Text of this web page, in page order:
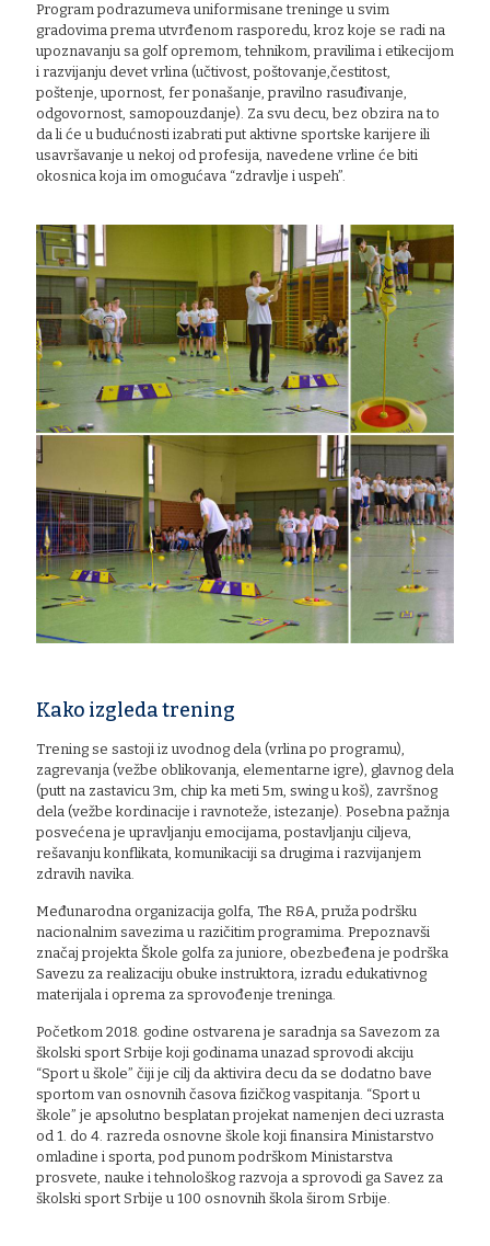
Program podrazumeva uniformisane treninge u svim
gradovima prema utvrđenom rasporedu, kroz koje se radi na
upoznavanju sa golf opremom, tehnikom, pravilima i etikecijom
i razvijanju devet vrlina (učtivost, poštovanje,čestitost,
poštenje, upornost, fer ponašanje, pravilno rasuđivanje,
odgovornost, samopouzdanje). Za svu decu, bez obzira na to
da li će u budućnosti izabrati put aktivne sportske karijere ili
usavršavanje u nekoj od profesija, navedene vrline će biti
okosnica koja im omogućava “zdravlje i uspeh”.
Kako izgleda trening
Trening se sastoji iz uvodnog dela (vrlina po programu),
zagrevanja (vežbe oblikovanja, elementarne igre), glavnog dela
(putt na zastavicu 3m, chip ka meti 5m, swing u koš), završnog
dela (vežbe kordinacije i ravnoteže, istezanje). Posebna pažnja
posvećena je upravljanju emocijama, postavljanju ciljeva,
rešavanju konflikata, komunikaciji sa drugima i razvijanjem
zdravih navika.
Međunarodna organizacija golfa, The R&A, pruža podršku
nacionalnim savezima u razičitim programima. Prepoznavši
značaj projekta Škole golfa za juniore, obezbeđena je podrška
Savezu za realizaciju obuke instruktora, izradu edukativnog
materijala i oprema za sprovođenje treninga.
Početkom 2018. godine ostvarena je saradnja sa Savezom za
školski sport Srbije koji godinama unazad sprovodi akciju
“Sport u škole” čiji je cilj da aktivira decu da se dodatno bave
sportom van osnovnih časova fizičkog vaspitanja. “Sport u
škole” je apsolutno besplatan projekat namenjen deci uzrasta
od 1. do 4. razreda osnovne škole koji finansira Ministarstvo
omladine i sporta, pod punom podrškom Ministarstva
prosvete, nauke i tehnološkog razvoja a sprovodi ga Savez za
školski sport Srbije u 100 osnovnih škola širom Srbije.